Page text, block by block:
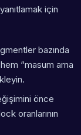
için
bazında
“masum ama
önce
oranlarının